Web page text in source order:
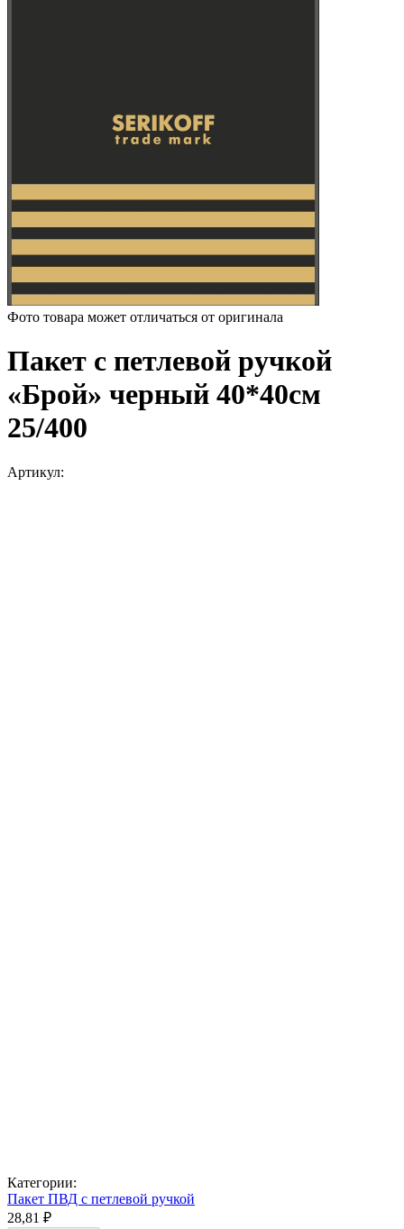
Фото товара может отличаться от оригинала
Пакет с петлевой ручкой
«Брой» черный 40*40см
25/400
Артикул:
Категории:
Пакет ПВД с петлевой ручкой
28,81 ₽